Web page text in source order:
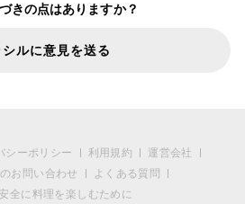
きの点はありますか？
シルに意見を送る
シーポリシー 利用規約
運営会社
お問い合わせ
よくある質問
全に料理を楽しむために